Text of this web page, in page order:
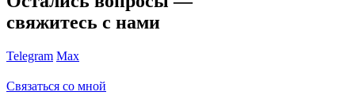
свяжитесь с нами
Telegram Max
Связаться со мной